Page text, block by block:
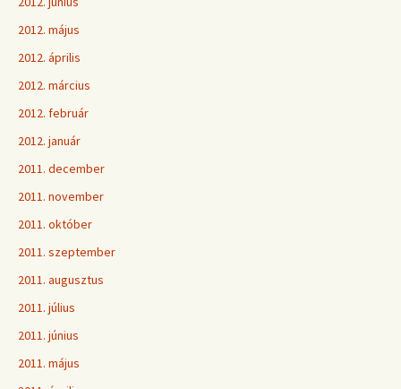
2012. május
2012. április
2012. március
2012. február
2012. január
2011. december
2011. november
2011. október
2011. szeptember
2011. augusztus
2011. július
2011. június
2011. május